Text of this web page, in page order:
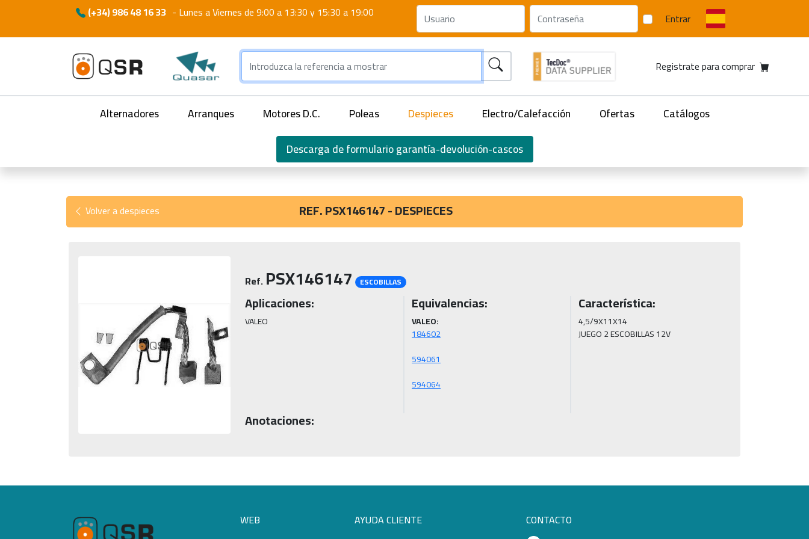
(+34) 986 48 16 33 - Lunes a Viernes de 9:00 a 13:30 y 15:30 a 19:00 Entrar
Registrate para comprar
Alternadores Arranques Motores D.C. Poleas Despieces Electro/Calefacción Ofertas
Catálogos
Descarga de formulario garantía-devolución-cascos
Volver a despieces REF. PSX146147 - DESPIECES
Ref. PSX146147 ESCOBILLAS
Aplicaciones:
VALEO
Equivalencias:
VALEO:
184602
594061
594064
Característica:
4,5/9X11X14
JUEGO 2 ESCOBILLAS 12V
Anotaciones:
WEB
AYUDA CLIENTE
CONTACTO